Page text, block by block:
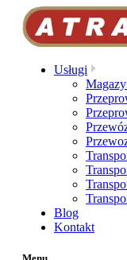
Przejdź
treści
Usługi
Blog
Kontakt